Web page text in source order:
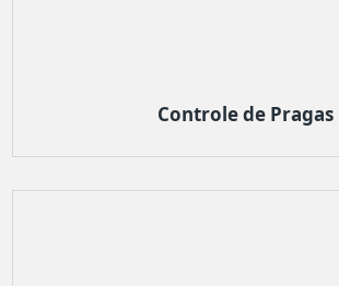
Controle de Pragas